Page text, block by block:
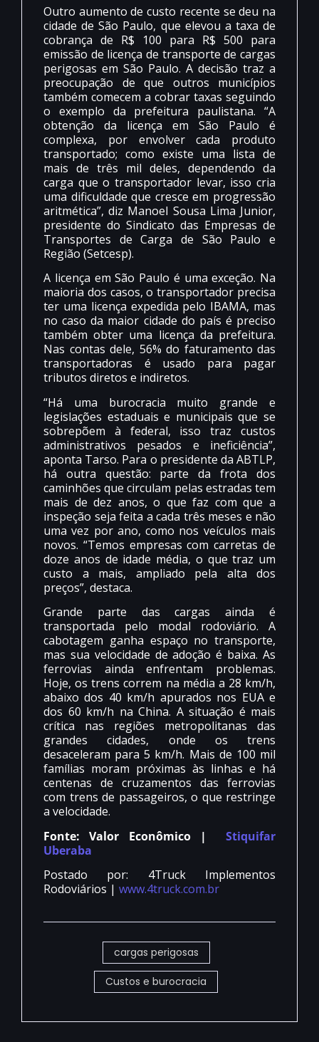
Outro aumento de custo recente se deu na
cidade de São Paulo, que elevou a taxa de
cobrança de R$ 100 para R$ 500 para
emissão de licença de transporte de cargas
perigosas em São Paulo. A decisão traz a
preocupação de que outros municípios
também comecem a cobrar taxas seguindo
o exemplo da prefeitura paulistana. “A
obtenção da licença em São Paulo é
complexa, por envolver cada produto
transportado; como existe uma lista de
mais de três mil deles, dependendo da
carga que o transportador levar, isso cria
uma dificuldade que cresce em progressão
aritmética”, diz Manoel Sousa Lima Junior,
presidente do Sindicato das Empresas de
Transportes de Carga de São Paulo e
Região (Setcesp).
A licença em São Paulo é uma exceção. Na
maioria dos casos, o transportador precisa
ter uma licença expedida pelo IBAMA, mas
no caso da maior cidade do país é preciso
também obter uma licença da prefeitura.
Nas contas dele, 56% do faturamento das
transportadoras é usado para pagar
tributos diretos e indiretos.
“Há uma burocracia muito grande e
legislações estaduais e municipais que se
sobrepõem à federal, isso traz custos
administrativos pesados e ineficiência”,
aponta Tarso. Para o presidente da ABTLP,
há outra questão: parte da frota dos
caminhões que circulam pelas estradas tem
mais de dez anos, o que faz com que a
inspeção seja feita a cada três meses e não
uma vez por ano, como nos veículos mais
novos. “Temos empresas com carretas de
doze anos de idade média, o que traz um
custo a mais, ampliado pela alta dos
preços”, destaca.
Grande parte das cargas ainda é
transportada pelo modal rodoviário. A
cabotagem ganha espaço no transporte,
mas sua velocidade de adoção é baixa. As
ferrovias ainda enfrentam problemas.
Hoje, os trens correm na média a 28 km/h,
abaixo dos 40 km/h apurados nos EUA e
dos 60 km/h na China. A situação é mais
crítica nas regiões metropolitanas das
grandes cidades, onde os trens
desaceleram para 5 km/h. Mais de 100 mil
famílias moram próximas às linhas e há
centenas de cruzamentos das ferrovias
com trens de passageiros, o que restringe
a velocidade.
Fonte: Valor Econômico | Stiquifar
Uberaba
Postado por: 4Truck Implementos
Rodoviários | www.4truck.com.br
cargas perigosas
Custos e burocracia